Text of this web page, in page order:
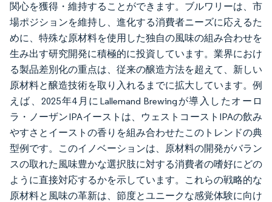
関心を獲得・維持することができます。ブルワリーは、市
場ポジションを維持し、進化する消費者ニーズに応えるた
めに、特殊な原材料を使用した独自の風味の組み合わせを
生み出す研究開発に積極的に投資しています。業界におけ
る製品差別化の重点は、従来の醸造方法を超えて、新しい
原材料と醸造技術を取り入れるまでに拡大しています。例
えば、2025年4月にLallemand Brewingが導入したオーロ
ラ・ノーザンIPAイーストは、ウェストコーストIPAの飲み
やすさとイーストの香りを組み合わせたこのトレンドの典
型例です。このイノベーションは、原材料の開発がバラン
スの取れた風味豊かな選択肢に対する消費者の嗜好にどの
ように直接対応するかを示しています。これらの戦略的な
原材料と風味の革新は、節度とユニークな感覚体験に向け